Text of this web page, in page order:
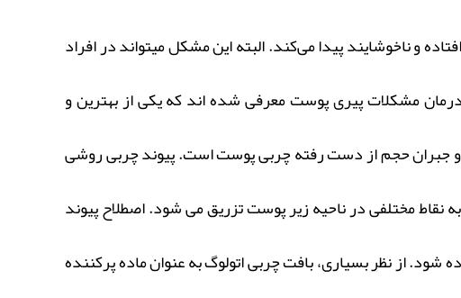
ناخوشایند پیدا می‌کند. البته این مشکل میتواند در افراد
مشکلات پیری پوست معرفی شده‌ اند که یکی از بهترین و
و جبران حجم از دست رفته چربی پوست است. پیوند چربی روشی
مختلفی در ناحیه زیر پوست تزریق می شود. اصطلاح پیوند
از نظر بسیاری، بافت چربی اتولوگ به عنوان ماده پرکننده